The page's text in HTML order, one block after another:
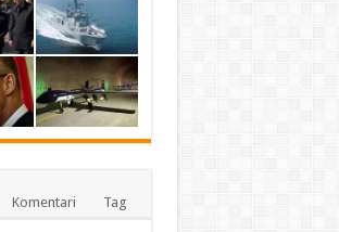
Komentari Tag